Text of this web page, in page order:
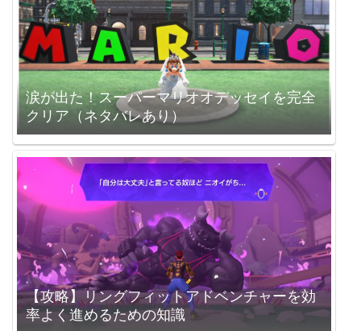
涙が出た！スーパーマリオオデッセイを完全
クリア（ネタバレあり）
【攻略】リングフィットアドベンチャーを効
率よく進めるための知識